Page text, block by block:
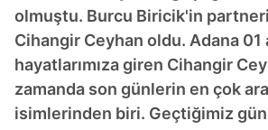
olmuştu. Burcu Biricik'in
Cihangir Ceyhan oldu. Adana 01
hayatlarımıza giren Cihangir
zamanda son günlerin en çok
isimlerinden biri. Geçtiğimiz